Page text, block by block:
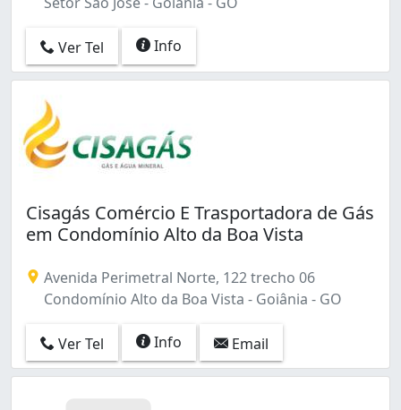
Ver Tel Info
Cisagás Comércio E Trasportadora de Gás
em Condomínio Alto da Boa Vista
Avenida Perimetral Norte, 122 trecho 06
Condomínio Alto da Boa Vista - Goiânia - GO
Ver Tel Info Email